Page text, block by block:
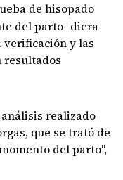
de hisopado
del parto- diera
verificación y las
resultados
realizado
que se trató de
del parto",